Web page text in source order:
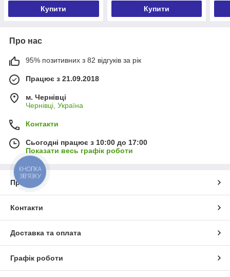
Купити Купити
Про нас
95% позитивних з 82 відгуків за рік
Працює з 21.09.2018
м. Чернівці
Чернівці, Україна
Контакти
Сьогодні працює з 10:00 до 17:00
Показати весь графік роботи
Про нас
Контакти
Доставка та оплата
Графік роботи
КНОПКА
ЗВ'ЯЗКУ